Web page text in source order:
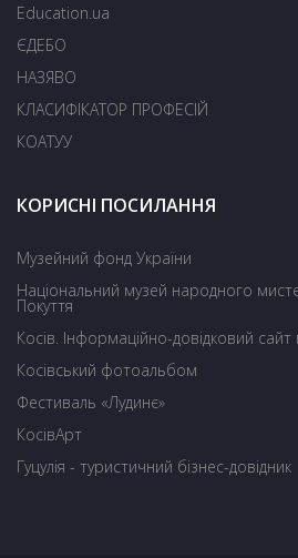
Education.ua
ЄДЕБО
НАЗЯВО
КЛАСИФІКАТОР ПРОФЕСІЙ
КОАТУУ
КОРИСНІ ПОСИЛАННЯ
Музейний фонд України
Національний музей народного
Покуття
Косів. Інформаційно-довідковий
Косівський фотоальбом
Фестиваль «Лудинє»
КосівАрт
Гуцулія - туристичний бізнес-довідник